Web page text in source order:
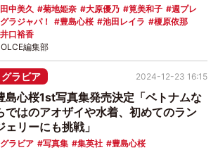
田中美久 菊地姫奈 大原優乃 筧美和子
週プレ
グラジャパ！
豊島心桜 池田レイラ
榎原依那
井口裕香
編集部
グラビア
島心桜1st写真集発売決定「ベトナムな
ではのアオザイや水着、初めてのラン
ェリーにも挑戦」
グラビア 写真集 集英社
豊島心桜
2024-12-23 16:15